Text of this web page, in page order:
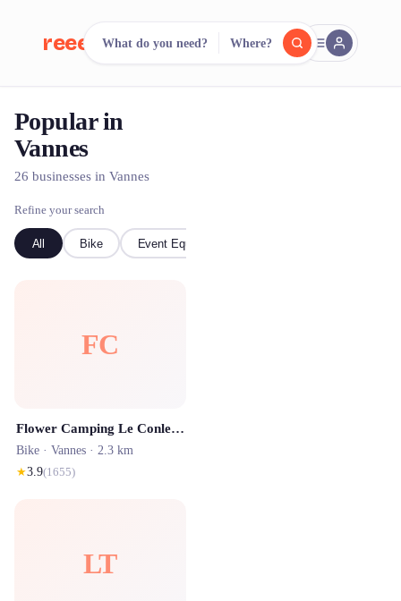
reeent! FR
Search.
500+ rental shops. One search.
What do you need? Where?
Popular in
Vannes
26 businesses in Vannes
Refine your search
All Bike Event Equipment
FC
Flower Camping Le Conleau | Camping 4 étoiles Vannes
Bike · Vannes · 2.3 km
★3.9(1655)
LT